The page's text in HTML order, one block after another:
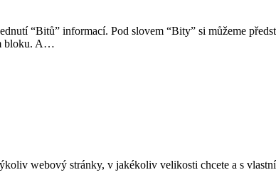
“Bitů” informací. Pod slovem “Bity” si můžeme
bloku. A…
webový stránky, v jakékoliv velikosti chcete a s